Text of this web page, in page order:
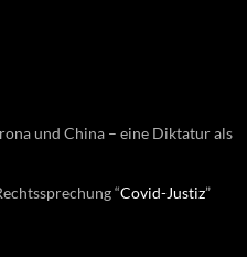
und China – eine Diktatur als
“Covid-Justiz”